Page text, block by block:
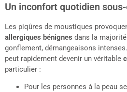
Un inconfort quotidien
Les piqûres de moustiques
allergiques bénignes dans la
gonflement, démangeaisons
peut rapidement devenir un véritable
particulier :
Pour les personnes à la peau